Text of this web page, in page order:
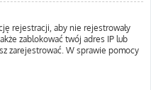
rejestracji, aby nie rejestrowały
zablokować twój adres IP lub
zarejestrować. W sprawie pomocy